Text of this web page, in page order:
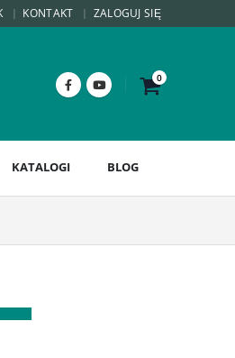
KONTAKT ZALOGUJ SIĘ
0
KATALOGI BLOG